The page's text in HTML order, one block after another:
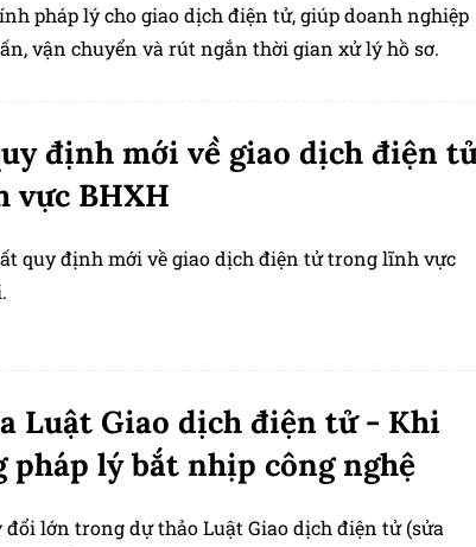
pháp lý cho giao dịch điện tử, giúp doanh nghiệp
vận chuyển và rút ngắn thời gian xử lý hồ sơ.
định mới về giao dịch điện
vực BHXH
quy định mới về giao dịch điện tử trong lĩnh vực
Luật Giao dịch điện tử - Khi
pháp lý bắt nhịp công nghệ
lớn trong dự thảo Luật Giao dịch điện tử (sửa